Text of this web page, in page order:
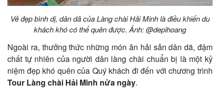
Vẻ đẹp bình dị, dân dã của Làng chài Hải Minh là điều khiến du
khách khó có thể quên được. Ảnh: @depihoang
Ngoài ra, thưởng thức những món ăn hải sản dân dã, đậm
chất tự nhiên của người dân làng chài chuẩn bị là một kỷ
niệm đẹp khó quên của Quý khách đi đến với chương trình
Tour Làng chài Hải Minh nửa ngày.